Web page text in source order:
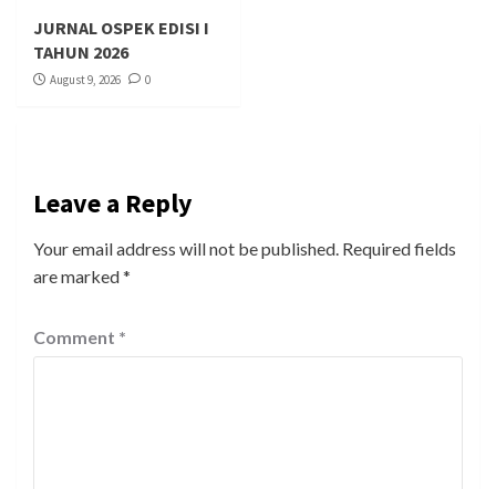
JURNAL OSPEK EDISI I
TAHUN 2026
August 9, 2026 0
Leave a Reply
Your email address will not be published. Required fields
are marked*
Comment *